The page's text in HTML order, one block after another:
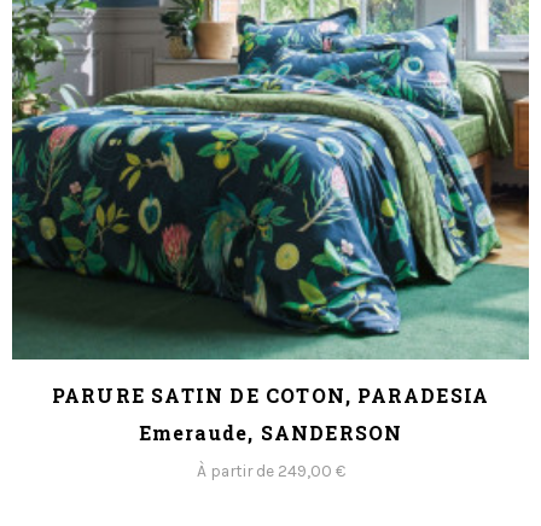
PARURE SATIN DE COTON, PARADESIA
Emeraude, SANDERSON
À partir de 249,00 €